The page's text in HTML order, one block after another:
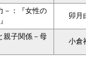
－：『女性の
卯月
親子関係－母
小倉